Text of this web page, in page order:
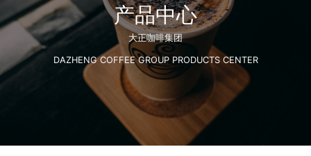
产品中心
大正咖啡集团
DAZHENG COFFEE GROUP PRODUCTS CENTER